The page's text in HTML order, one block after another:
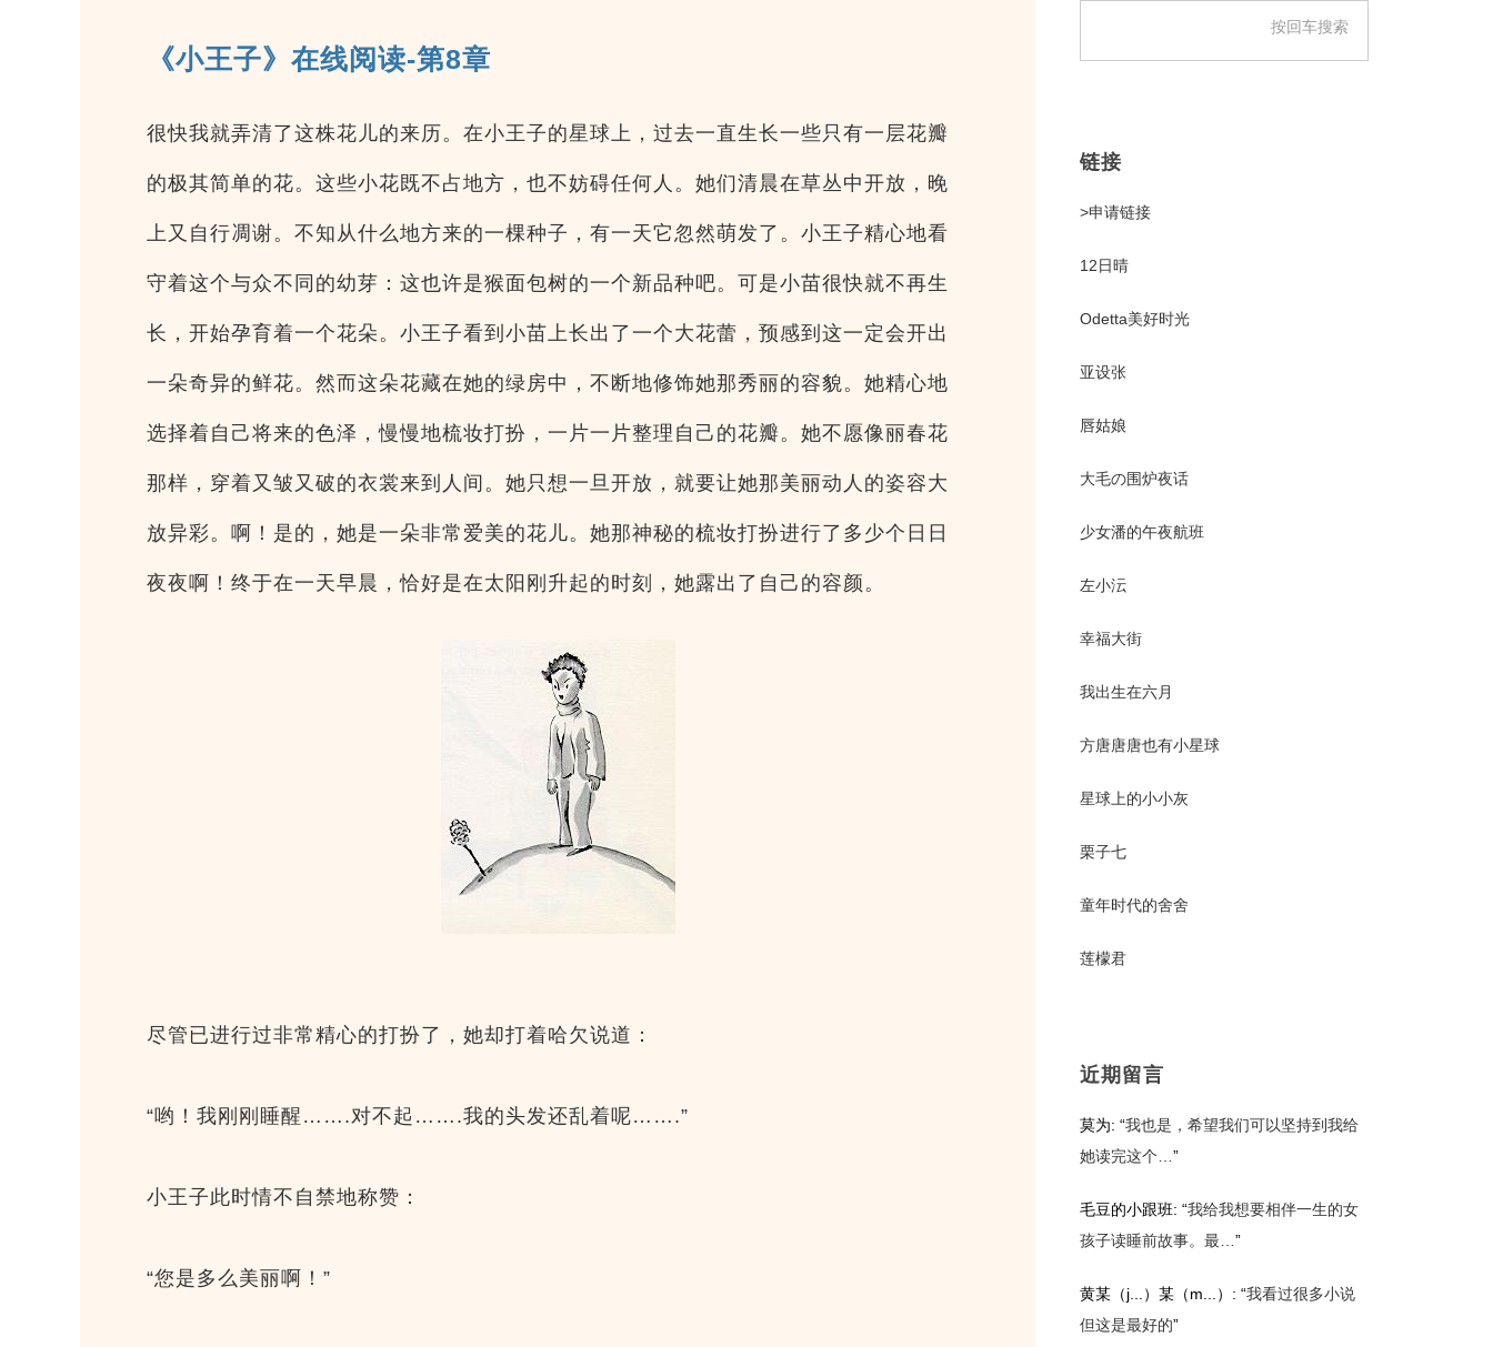
《小王子》在线阅读-第8章
很快我就弄清了这株花儿的来历。在小王子的星球上，过去一直生长一些只有一层花瓣
的极其简单的花。这些小花既不占地方，也不妨碍任何人。她们清晨在草丛中开放，晚
上又自行凋谢。不知从什么地方来的一棵种子，有一天它忽然萌发了。小王子精心地看
守着这个与众不同的幼芽：这也许是猴面包树的一个新品种吧。可是小苗很快就不再生
长，开始孕育着一个花朵。小王子看到小苗上长出了一个大花蕾，预感到这一定会开出
一朵奇异的鲜花。然而这朵花藏在她的绿房中，不断地修饰她那秀丽的容貌。她精心地
选择着自己将来的色泽，慢慢地梳妆打扮，一片一片整理自己的花瓣。她不愿像丽春花
那样，穿着又皱又破的衣裳来到人间。她只想一旦开放，就要让她那美丽动人的姿容大
放异彩。啊！是的，她是一朵非常爱美的花儿。她那神秘的梳妆打扮进行了多少个日日
夜夜啊！终于在一天早晨，恰好是在太阳刚升起的时刻，她露出了自己的容颜。
尽管已进行过非常精心的打扮了，她却打着哈欠说道：
“哟！我刚刚睡醒…….对不起…….我的头发还乱着呢…….”
小王子此时情不自禁地称赞：
“您是多么美丽啊！”
链接
>申请链接
12日晴
Odetta美好时光
亚设张
唇姑娘
大毛の围炉夜话
少女潘的午夜航班
左小沄
幸福大街
我出生在六月
方唐唐唐也有小星球
星球上的小小灰
栗子七
童年时代的舍舍
莲檬君
近期留言
莫为: “我也是，希望我们可以坚持到我给
她读完这个… ”
毛豆的小跟班: “我给我想要相伴一生的女
孩子读睡前故事。最… ”
黄某（j...）某（m...） : “我看过很多小说
但这是最好的”